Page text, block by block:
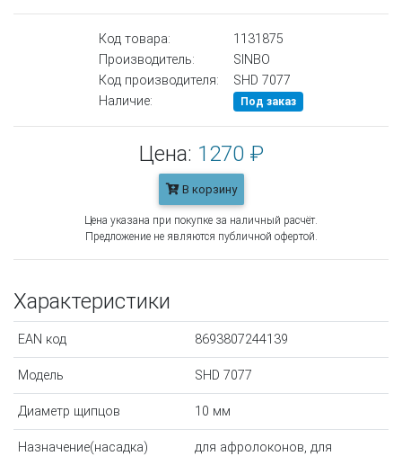
Код товара:
1131875
Производитель:
SINBO
Код производителя:
SHD 7077
Наличие:
Под заказ
Цена: 1270 ₽
В корзину
Цена указана при покупке за наличный расчёт.
Предложение не являются публичной офертой.
Характеристики
EAN код 8693807244139
Модель SHD 7077
Диаметр щипцов 10 мм
Назначение(насадка)
для афролоконов, для